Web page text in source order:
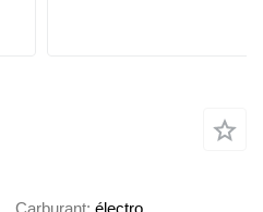
Carburant électro